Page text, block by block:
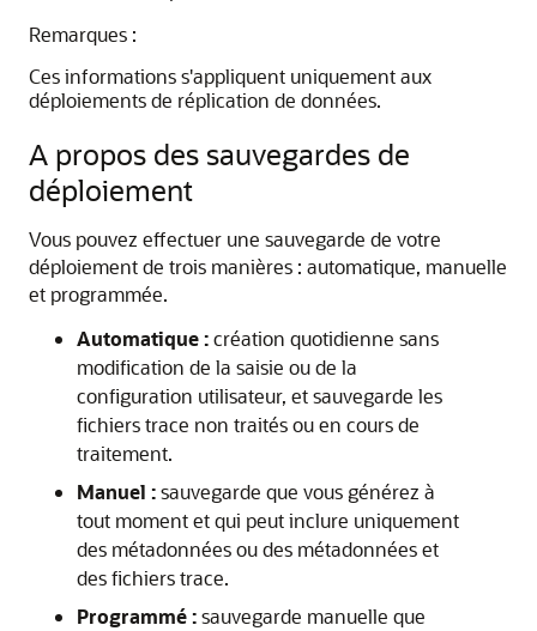
Remarques :
Ces informations s'appliquent uniquement aux
déploiements de réplication de données.
A propos des sauvegardes de
déploiement
Vous pouvez effectuer une sauvegarde de votre
déploiement de trois manières : automatique, manuelle
et programmée.
Automatique :création quotidienne sans
modification de la saisie ou de la
configuration utilisateur, et sauvegarde les
fichiers trace non traités ou en cours de
traitement.
Manuel :sauvegarde que vous générez à
tout moment et qui peut inclure uniquement
des métadonnées ou des métadonnées et
des fichiers trace.
Programmé :sauvegarde manuelle que